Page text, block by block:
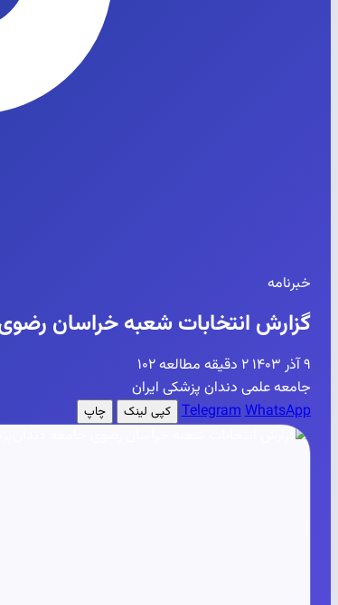
خبرنامه
گزارش انتخابات شعبه خراسان
۹ آذر ۱۴۰۳ ۲ دقیقه مطالعه
۱۰۲
جامعه علمی دندان پزشکی ایران
TelegramWhatsApp کپی لینک چاپ